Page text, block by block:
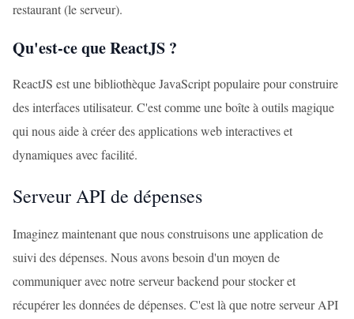
restaurant (le serveur).
Qu'est-ce que ReactJS ?
ReactJS est une bibliothèque JavaScript populaire pour construire
des interfaces utilisateur. C'est comme une boîte à outils magique
qui nous aide à créer des applications web interactives et
dynamiques avec facilité.
Serveur API de dépenses
Imaginez maintenant que nous construisons une application de
suivi des dépenses. Nous avons besoin d'un moyen de
communiquer avec notre serveur backend pour stocker et
récupérer les données de dépenses. C'est là que notre serveur API